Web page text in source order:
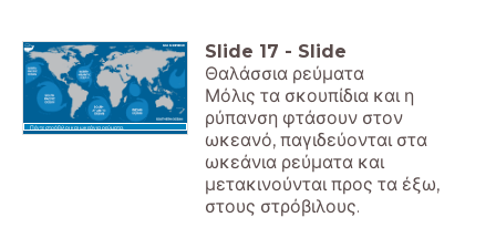
Πέντε στρόβιλοι και ωκεάνια ρεύματα.
Slide 17 - Slide
Θαλάσσια ρεύματα
Μόλις τα σκουπίδια και η
ρύπανση φτάσουν στον
ωκεανό, παγιδεύονται στα
ωκεάνια ρεύματα και
μετακινούνται προς τα έξω,
στους στρόβιλους.